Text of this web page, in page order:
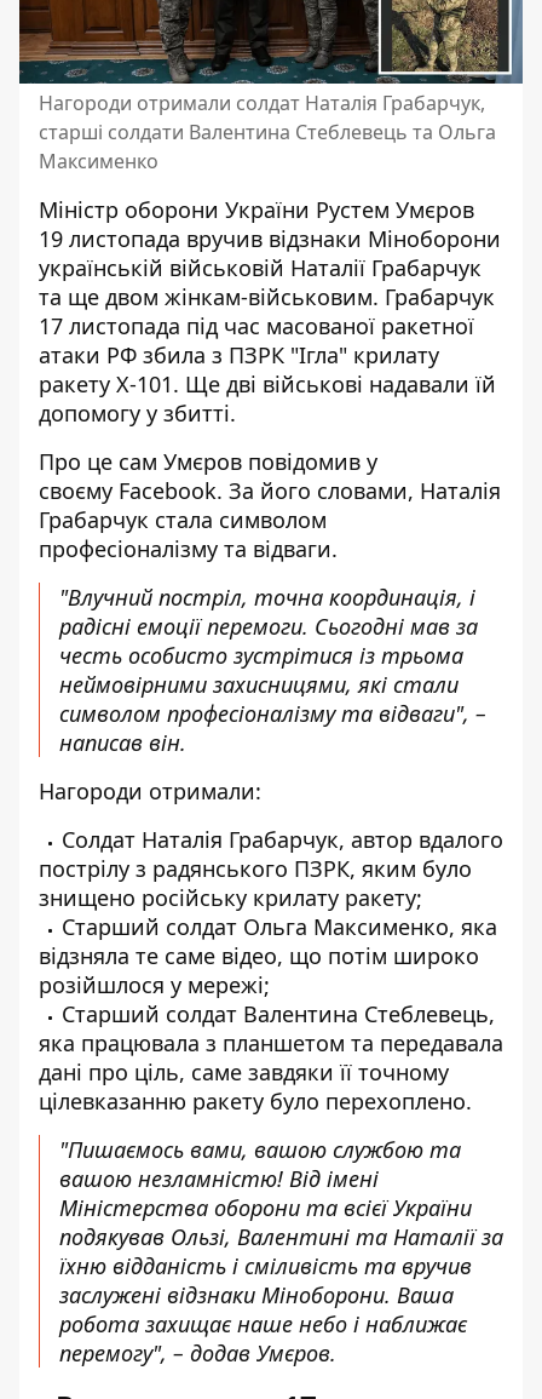
Нагороди отримали солдат Наталія Грабарчук,
старші солдати Валентина Стеблевець та Ольга
Максименко
Міністр оборони України Рустем Умєров
19 листопада вручив відзнаки Міноборони
українській військовій Наталії Грабарчук
та ще двом жінкам-військовим. Грабарчук
17 листопада під час масованої ракетної
атаки РФ збила з ПЗРК "Ігла" крилату
ракету Х-101. Ще дві військові надавали їй
допомогу у збитті.
Про це сам Умєров повідомив у
своєму Facebook. За його словами, Наталія
Грабарчук стала символом
професіоналізму та відваги.
"Влучний постріл, точна координація, і
радісні емоції перемоги. Сьогодні мав за
честь особисто зустрітися із трьома
неймовірними захисницями, які стали
символом професіоналізму та відваги", –
написав він.
Нагороди отримали:
Солдат Наталія Грабарчук, автор вдалого
пострілу з радянського ПЗРК, яким було
знищено російську крилату ракету;
Старший солдат Ольга Максименко, яка
відзняла те саме відео, що потім широко
розійшлося у мережі;
Старший солдат Валентина Стеблевець,
яка працювала з планшетом та передавала
дані про ціль, саме завдяки її точному
цілевказанню ракету було перехоплено.
"Пишаємось вами, вашою службою та
вашою незламністю! Від імені
Міністерства оборони та всієї України
подякував Ользі, Валентині та Наталії за
їхню відданість і сміливість та вручив
заслужені відзнаки Міноборони. Ваша
робота захищає наше небо і наближає
перемогу", – додав Умєров.